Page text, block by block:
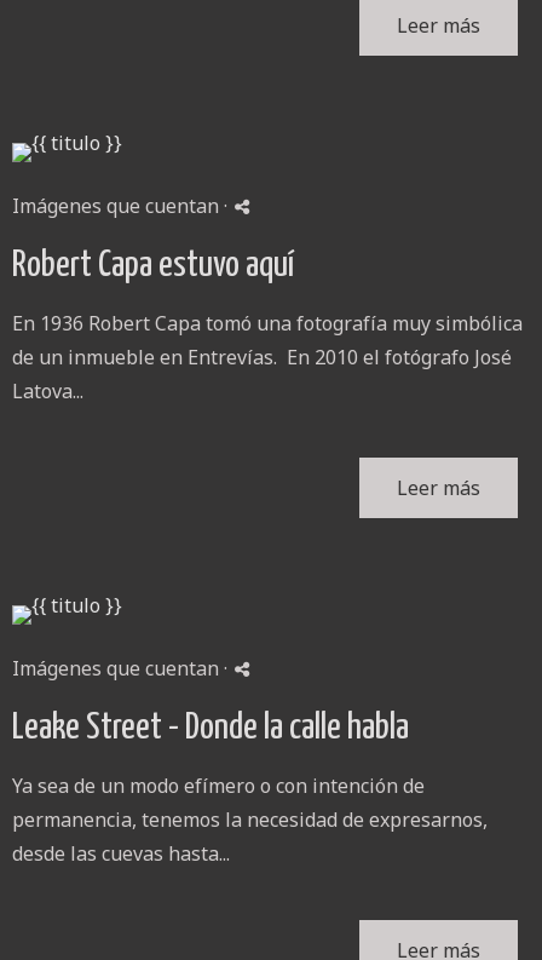
Leer más
Imágenes que cuentan ·
Robert Capa estuvo aquí
En 1936 Robert Capa tomó una fotografía muy simbólica
de un inmueble en Entrevías. En 2010 el fotógrafo José
Latova...
Leer más
Imágenes que cuentan ·
Leake Street - Donde la calle habla
Ya sea de un modo efímero o con intención de
permanencia, tenemos la necesidad de expresarnos,
desde las cuevas hasta...
Leer más